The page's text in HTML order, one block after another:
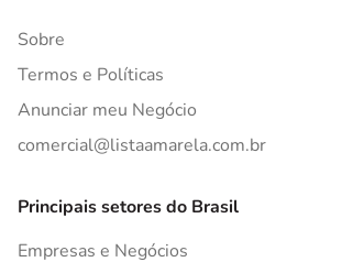
Sobre
Termos e Políticas
Anunciar meu Negócio
comercial@listaamarela.com.br
Principais setores do Brasil
Empresas e Negócios